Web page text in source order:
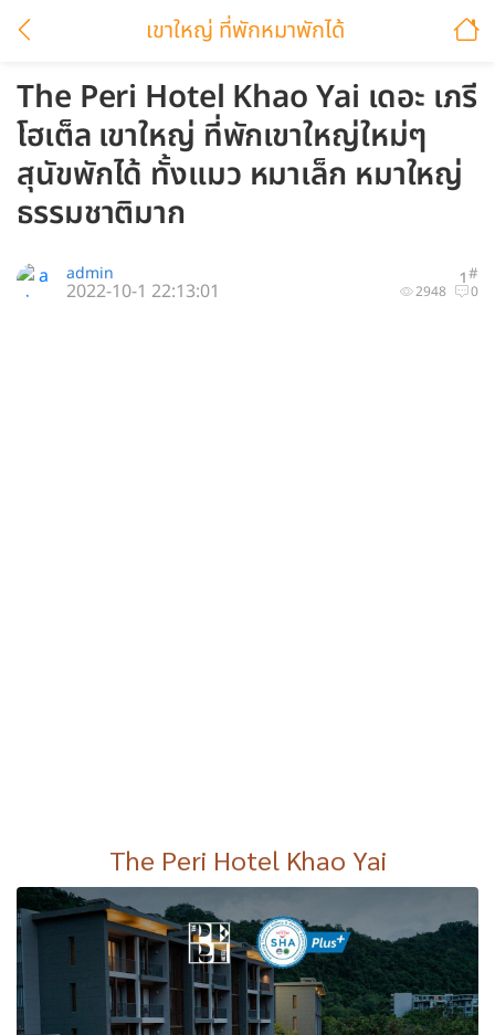
เขาใหญ่ ที่พักหมาพักได้
The Peri Hotel Khao Yai เดอะ เภรี
โฮเต็ล เขาใหญ่ ที่พักเขาใหญ่ใหม่ๆ
สุนัขพักได้ ทั้งแมว หมาเล็ก หมาใหญ่
ธรรมชาติมาก
1#
admin
2948 0
2022-10-1 22:13:01
The Peri Hotel Khao Yai